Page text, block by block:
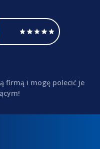
firmą i mogę polecić je